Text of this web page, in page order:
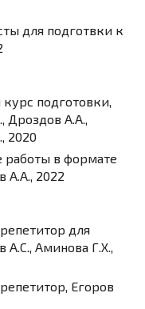
для подготвки к
подготовки,
Дроздов А.А.,
2020
работы в формате
А.А., 2022
для
А.С., Аминова Г.Х.,
Егоров